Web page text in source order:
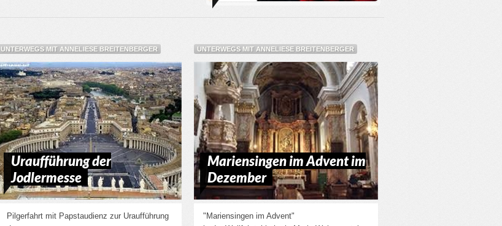
UNTERWEGS MIT ANNELIESE BREITENBERGER
Uraufführung der
Jodlermesse
Pilgerfahrt mit Papstaudienz zur Uraufführung
UNTERWEGS MIT ANNELIESE BREITENBERGER
Mariensingen im Advent im
Dezember
"Mariensingen im Advent"